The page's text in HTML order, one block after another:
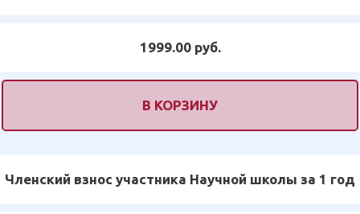
1999.00 руб.
В КОРЗИНУ
Членский взнос участника Научной школы за 1 год